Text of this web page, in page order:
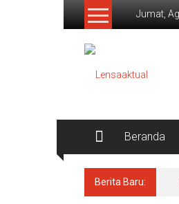
Lompat
Jumat,
Beranda
Berita Baru: